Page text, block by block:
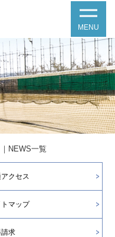
MENU
NEWS一覧
クセス
マップ
求